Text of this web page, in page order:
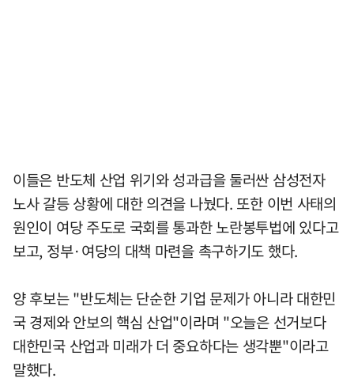
이들은 반도체 산업 위기와 성과급을 둘러싼 삼성전자
노사 갈등 상황에 대한 의견을 나눴다. 또한 이번 사태의
원인이 여당 주도로 국회를 통과한 노란봉투법에 있다고
보고, 정부·여당의 대책 마련을 촉구하기도 했다.
양 후보는 "반도체는 단순한 기업 문제가 아니라 대한민
국 경제와 안보의 핵심 산업"이라며 "오늘은 선거보다
대한민국 산업과 미래가 더 중요하다는 생각뿐"이라고
말했다.